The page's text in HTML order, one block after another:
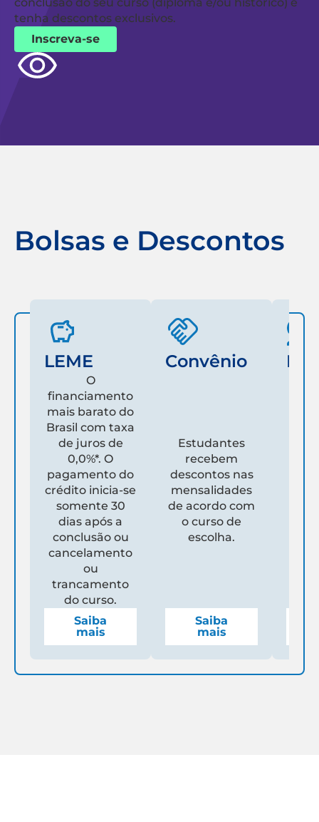
tenha descontos exclusivos.
Inscreva-se
Bolsas e Descontos
LEME
O
financiamento
mais barato do
Brasil com taxa
de juros de
0,0%*. O
pagamento do
crédito inicia-se
somente 30
dias após a
conclusão ou
cancelamento
ou
trancamento
do curso.
Saiba
mais
Convênio
Estudantes
recebem
descontos nas
mensalidades
de acordo com
o curso de
escolha.
Saiba
mais